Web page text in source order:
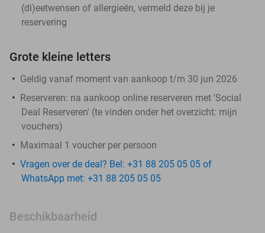
(di)eetwensen of allergieën, vermeld deze bij je
reservering
Grote kleine letters
Geldig vanaf moment van aankoop t/m 30 jun 2026
Reserveren: na aankoop online reserveren met 'Social
Deal Reserveren' (te vinden onder het overzicht: mijn
vouchers)
Maximaal 1 voucher per persoon
Vragen over de deal? Bel: +31 88 205 05 05 of
WhatsApp met: +31 88 205 05 05
Beschikbaarheid